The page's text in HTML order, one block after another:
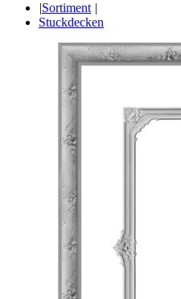
|Sortiment |
Stuckdecken